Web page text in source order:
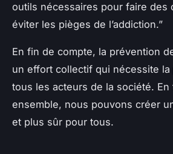
outils nécessaires pour faire des
éviter les pièges de l’addiction.”
En fin de compte, la prévention
un effort collectif qui nécessite la
tous les acteurs de la société. En
ensemble, nous pouvons créer
et plus sûr pour tous.